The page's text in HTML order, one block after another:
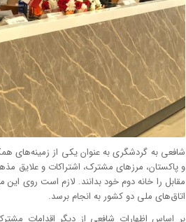
شافعی به گردشگری به عنوان یکی از زمینه‌های
و پاکستان، مرزهای مشترک، اشتراکات و علایق
مقابل را خانه دوم خود بدانند. لازم است روی
اتاق‌های ملی دو کشور به انجام برسد.
بر اساس اظهارات شافعی از دیگر اقدامات